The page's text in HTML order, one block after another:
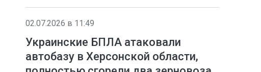
02.07.2026 в 11:49
Украинские БПЛА атаковали
автобазу в Херсонской области,